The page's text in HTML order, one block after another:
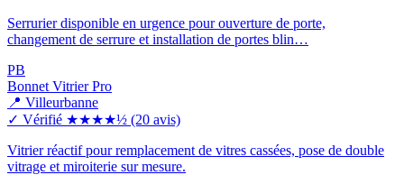
Serrurier disponible en urgence pour ouverture de porte,
changement de serrure et installation de portes blin…
PB
Bonnet Vitrier Pro
📍 Villeurbanne
✓ Vérifié ★★★★½ (20 avis)
Vitrier réactif pour remplacement de vitres cassées, pose de double
vitrage et miroiterie sur mesure.